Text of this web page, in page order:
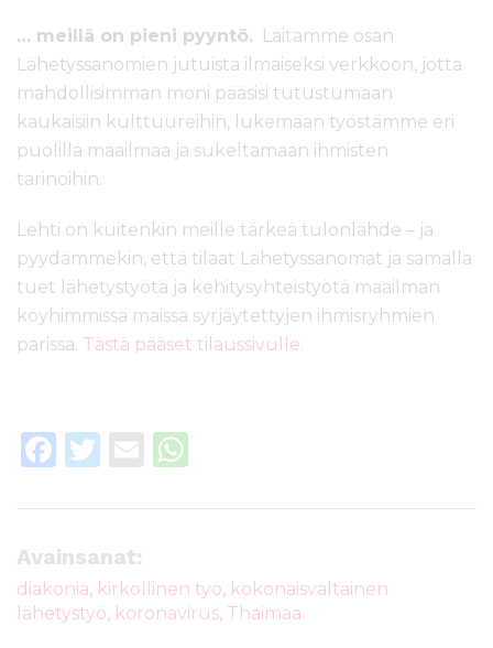
… meillä on pieni pyyntö. Laitamme osan
Lähetyssanomien jutuista ilmaiseksi verkkoon, jotta
mahdollisimman moni pääsisi tutustumaan
kaukaisiin kulttuureihin, lukemaan työstämme eri
puolilla maailmaa ja sukeltamaan ihmisten
tarinoihin.
Lehti on kuitenkin meille tärkeä tulonlähde – ja
pyydämmekin, että tilaat Lähetyssanomat ja samalla
tuet lähetystyötä ja kehitysyhteistyötä maailman
köyhimmissä maissa syrjäytettyjen ihmisryhmien
parissa. Tästä pääset tilaussivulle.
F
e
b
o
T
te
r
E
A
p
Avainsanat:
diakonia, kirkollinen työ, kokonaisvaltainen
lähetystyö, koronavirus, Thaimaa